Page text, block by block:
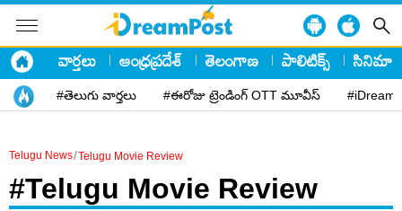
వార్తలు ఆంధ్రప్రదేశ్ తెలంగాణ పాలిటిక్స్ సినిమా
#తెలుగు వార్తలు #ఈరోజు ట్రెండింగ్ OTT మూవీస్
Telugu News/Telugu Movie Review
#Telugu Movie Review